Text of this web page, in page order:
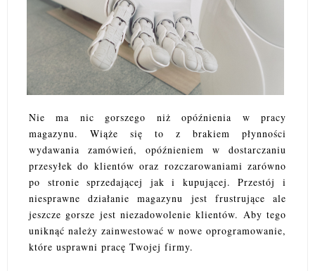
Nie ma nic gorszego niż opóźnienia w pracy
magazynu. Wiąże się to z brakiem płynności
wydawania zamówień, opóźnieniem w dostarczaniu
przesyłek do klientów oraz rozczarowaniami zarówno
po stronie sprzedającej jak i kupującej. Przestój i
niesprawne działanie magazynu jest frustrujące ale
jeszcze gorsze jest niezadowolenie klientów. Aby tego
uniknąć należy zainwestować w nowe oprogramowanie,
które usprawni pracę Twojej firmy.